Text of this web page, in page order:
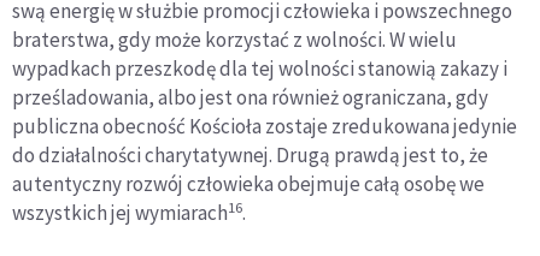
swą energię w służbie promocji człowieka i powszechnego
braterstwa, gdy może korzystać z wolności. W wielu
wypadkach przeszkodę dla tej wolności stanowią zakazy i
prześladowania, albo jest ona również ograniczana, gdy
publiczna obecność Kościoła zostaje zredukowana jedynie
do działalności charytatywnej. Drugą prawdą jest to, że
autentyczny rozwój człowieka obejmuje całą osobę we
wszystkich jej wymiarach16.